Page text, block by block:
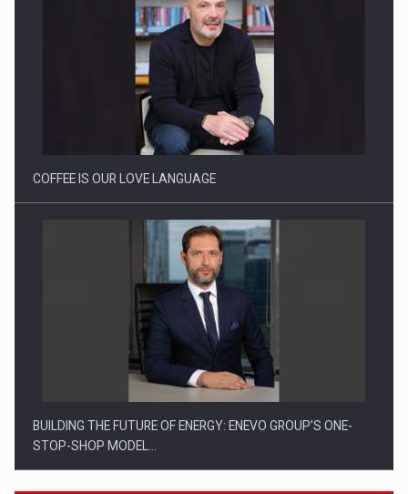
Proteinmaxxing and the Future of Protein Demand
COFFEE IS OUR LOVE LANGUAGE
BUILDING THE FUTURE OF ENERGY: ENEVO GROUP’S ONE-
STOP-SHOP MODEL…